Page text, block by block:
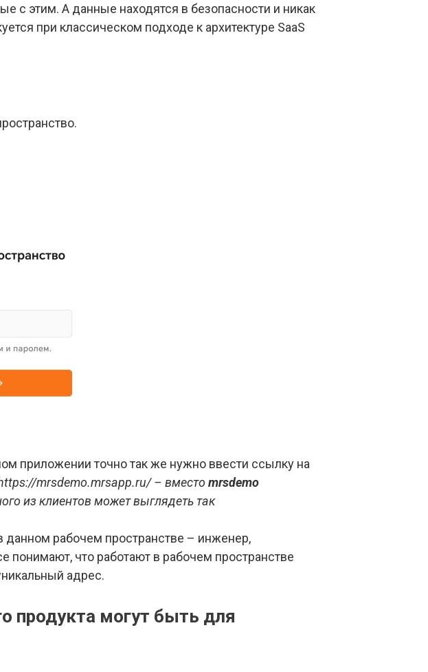
с этим. А данные находятся в безопасности и никак
при классическом подходе к архитектуре SaaS
приложении точно так же нужно ввести ссылку на
mrsdemo.mrsapp.ru/– вместоmrsdemo
из клиентов может выглядеть так
данном рабочем пространстве – инженер,
понимают, что работают в рабочем пространстве
адрес.
продукта могут быть для